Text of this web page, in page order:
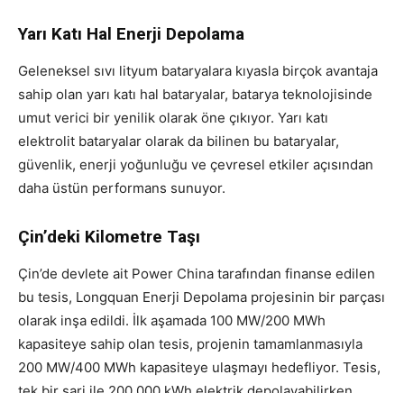
Yarı Katı Hal Enerji Depolama
Geleneksel sıvı lityum bataryalara kıyasla birçok avantaja
sahip olan yarı katı hal bataryalar, batarya teknolojisinde
umut verici bir yenilik olarak öne çıkıyor. Yarı katı
elektrolit bataryalar olarak da bilinen bu bataryalar,
güvenlik, enerji yoğunluğu ve çevresel etkiler açısından
daha üstün performans sunuyor.
Çin’deki Kilometre Taşı
Çin’de devlete ait Power China tarafından finanse edilen
bu tesis, Longquan Enerji Depolama projesinin bir parçası
olarak inşa edildi. İlk aşamada 100 MW/200 MWh
kapasiteye sahip olan tesis, projenin tamamlanmasıyla
200 MW/400 MWh kapasiteye ulaşmayı hedefliyor. Tesis,